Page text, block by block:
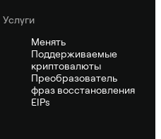
Услуги
Менять
Поддерживаемые
криптовалюты
Преобразователь
фраз восстановления
EIPs